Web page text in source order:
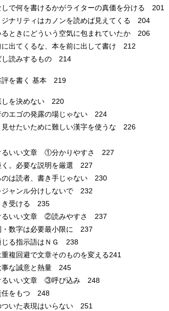
で何を書けるかがライターの真価を分ける 201
ナリティはカノンを読めば見えてくる 204
ときにどういう空気に包まれていたか 206
出てくるな、本を前に出して書け 212
読みするもの 214
を書く 基本 219
しを決めない 220
のエゴの発露の場じゃない 224
見せたいために難しい漢字を使うな 226
るいい文章 ①分かりやすさ 227
。必要な説明を厳選 227
は読者、書き手じゃない 230
ャンル分けしないで 232
受ける 235
るいい文章 ②読みやすさ 237
数字は必要最小限に 237
る指示語はＮＧ 238
複回避で文章そのものを変える241
な誠意と熱量 245
るいい文章 ③呼び込み 248
をもつ 248
いた表現はいらない 251